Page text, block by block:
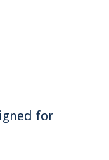
for